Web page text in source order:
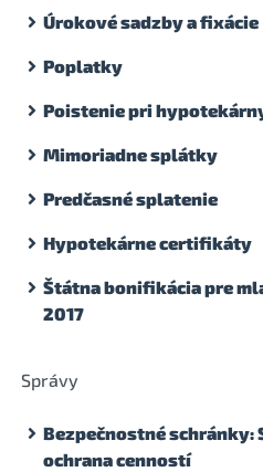
Úrokové sadzby a fixácie
Poplatky
Poistenie pri
Mimoriadne splátky
Predčasné splatenie
Hypotekárne certifikáty
Štátna bonifikácia pre
2017
Správy
Bezpečnostné schránky:
ochrana cenností